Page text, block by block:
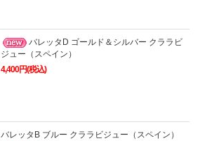
バレッタD ゴールド＆シルバー クララビ
ジュー（スペイン）
4,400円(税込)
バレッタB ブルー クララビジュー（スペイン）